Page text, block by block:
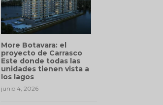
More Botavara: el
proyecto de Carrasco
Este donde todas las
unidades tienen vista a
los lagos
junio 4, 2026